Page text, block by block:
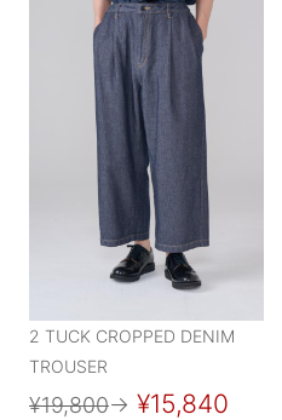
2 TUCK CROPPED DENIM
TROUSER
¥19,800→ ¥15,840